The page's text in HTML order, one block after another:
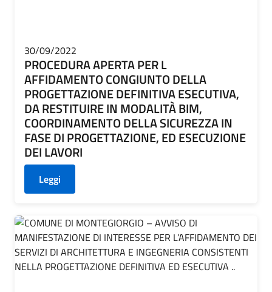
30/09/2022
PROCEDURA APERTA PER L
AFFIDAMENTO CONGIUNTO DELLA
PROGETTAZIONE DEFINITIVA ESECUTIVA,
DA RESTITUIRE IN MODALITÀ BIM,
COORDINAMENTO DELLA SICUREZZA IN
FASE DI PROGETTAZIONE, ED ESECUZIONE
DEI LAVORI
Leggi